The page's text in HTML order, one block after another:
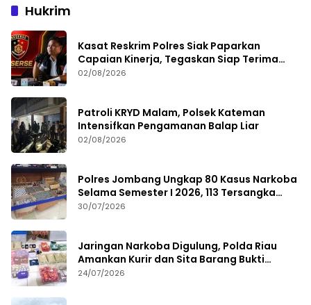
Hukrim
Kasat Reskrim Polres Siak Paparkan
Capaian Kinerja, Tegaskan Siap Terima
Kritik dan Evaluasi
02/08/2026
Patroli KRYD Malam, Polsek Kateman
Intensifkan Pengamanan Balap Liar
02/08/2026
Polres Jombang Ungkap 80 Kasus Narkoba
Selama Semester I 2026, 113 Tersangka
Diamankan
30/07/2026
Jaringan Narkoba Digulung, Polda Riau
Amankan Kurir dan Sita Barang Bukti
Bernilai Fantastis
24/07/2026